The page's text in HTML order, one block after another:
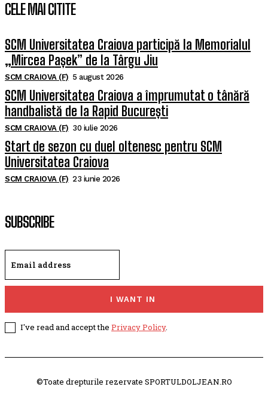
CELE MAI CITITE
SCM Universitatea Craiova participă la Memorialul
„Mircea Pașek” de la Târgu Jiu
SCM CRAIOVA (F) 5 august 2026
SCM Universitatea Craiova a împrumutat o tânără
handbalistă de la Rapid București
SCM CRAIOVA (F) 30 iulie 2026
Start de sezon cu duel oltenesc pentru SCM
Universitatea Craiova
SCM CRAIOVA (F) 23 iunie 2026
SUBSCRIBE
I WANT IN
I've read and accept the Privacy Policy.
©Toate drepturile rezervate SPORTULDOLJEAN.RO